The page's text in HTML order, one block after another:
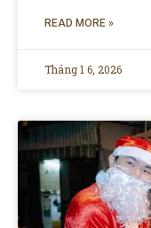
READ MORE »
Tháng 1 6, 2026